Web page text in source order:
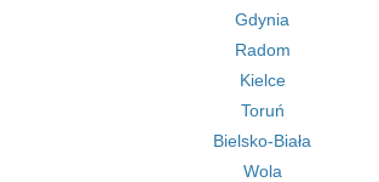
Gdynia
Radom
Kielce
Toruń
Bielsko-Biała
Wola